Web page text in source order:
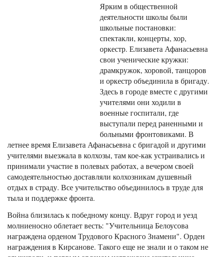
Ярким в общественной
деятельности школы были
школьные постановки:
спектакли, концерты, хор,
оркестр. Елизавета Афанасьевна
свои ученические кружки:
драмкружок, хоровой, танцоров
и оркестр объединила в бригаду.
Здесь в городе вместе с другими
учителями они ходили в
военные госпитали, где
выступали перед раненными и
больными фронтовиками. В
летнее время Елизавета Афанасьевна с бригадой и другими
учителями выезжала в колхозы, там кое-как устраивались и
принимали участие в полевых работах, а вечером своей
самодеятельностью доставляли колхозникам душевный
отдых в страду. Все учительство объединилось в труде для
тыла и поддержке фронта.
Война близилась к победному концу. Вдруг город и уезд
молниеносно облетает весть: "Учительница Белоусова
награждена орденом Трудового Красного Знамени". Орден
награждения в Кирсанове. Такого еще не знали и о таком не